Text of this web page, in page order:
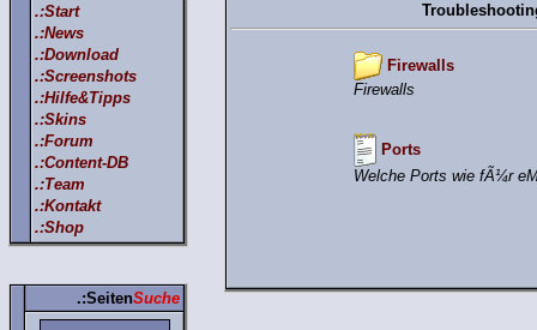
.:Start
.:News
.:Download
.:Screenshots
.:Hilfe&Tipps
.:Skins
.:Forum
.:Content-DB
.:Team
.:Kontakt
.:Shop
.:SeitenSuche
Firewalls
Firewalls
Ports
Welche Ports wie fÃ¼r